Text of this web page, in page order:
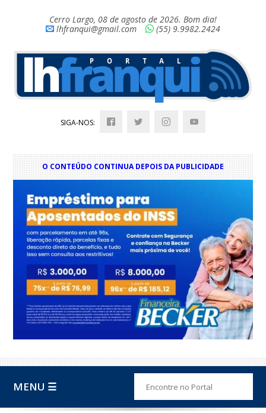
Cerro Largo, 08 de agosto de 2026. Bom dia!
lhfranqui@gmail.com
(55) 9.9982.2424
SIGA-NOS:
O CONTEÚDO CONTINUA DEPOIS DA PUBLICIDADE
MENU ☰